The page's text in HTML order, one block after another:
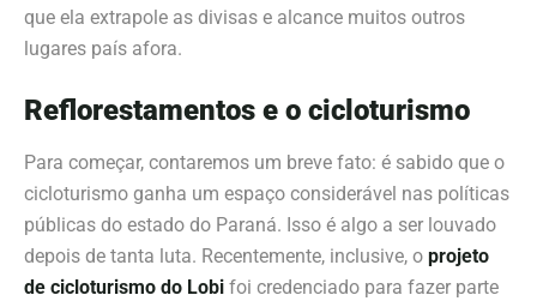
que ela extrapole as divisas e alcance muitos outros
lugares país afora.
Reflorestamentos e o cicloturismo
Para começar, contaremos um breve fato: é sabido que o
cicloturismo ganha um espaço considerável nas políticas
públicas do estado do Paraná. Isso é algo a ser louvado
depois de tanta luta. Recentemente, inclusive, o projeto
de cicloturismo do Lobi foi credenciado para fazer parte